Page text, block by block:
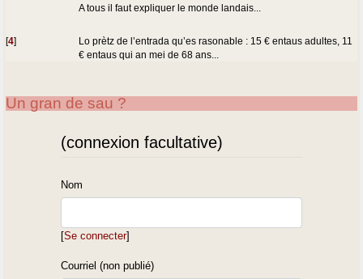
A tous il faut expliquer le monde landais...
[4]
Lo prètz de l’entrada qu’es rasonable : 15 € entaus adultes, 11
€ entaus qui an mei de 68 ans...
Un gran de sau ?
(connexion facultative)
Nom
[Se connecter]
Courriel (non publié)